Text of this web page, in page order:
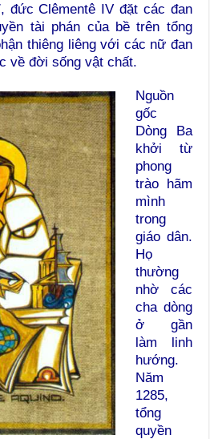
đức Clêmentê IV đặt các đan
tài phán của bề trên tổng
thiêng liêng với các nữ đan
về đời sống vật chất.
Nguồn
gốc
Dòng Ba
khởi từ
phong
trào hãm
mình
trong
giáo dân.
Họ
thường
nhờ các
cha dòng
ở gần
làm linh
hướng.
Năm
1285,
tổng
quyền